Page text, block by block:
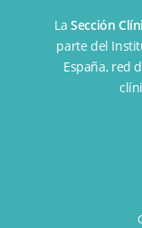
LaSección
parte del
España, red